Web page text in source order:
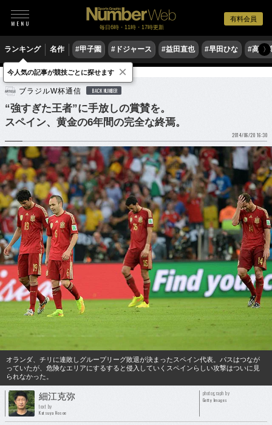
有料会員
毎日6時・11時・17時更新
ランキング 名作 #甲子園 #ドジャース #益田直也 #早田ひな #高木
〉
サッカー 海外サッカー
ブラジルW杯通信 BACK NUMBER
“強すぎた王者”に手放しの賞賛を。
スペイン、黄金の6年間の完全な終焉。
2014/06/20 16:30
オランダ、チリに連敗しグループリーグ敗退が決まったスペイン代表。パスはつなが
っていたが、危険なエリアにするすると侵入していくスペインらしい攻撃はついに見
られなかった。
細江克弥
text by
Katsuya Hosoe
photograph by
Getty Images
今人気の記事が競技ごとに探せます ×